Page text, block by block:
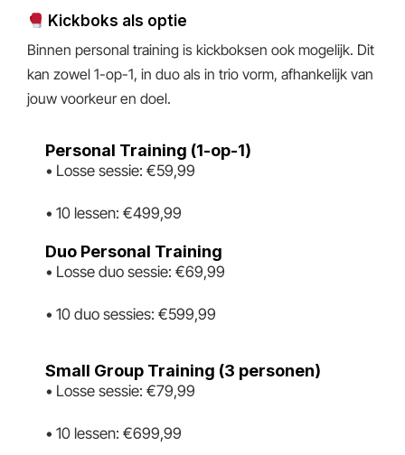
Kickboks als optie
Binnen personal training is kickboksen ook mogelijk. Dit
kan zowel 1-op-1, in duo als in trio vorm, afhankelijk van
jouw voorkeur en doel.
Personal Training (1-op-1)
• Losse sessie: €59,99
• 10 lessen: €499,99
Duo Personal Training
• Losse duo sessie: €69,99
• 10 duo sessies: €599,99
Small Group Training (3 personen)
• Losse sessie: €79,99
• 10 lessen: €699,99